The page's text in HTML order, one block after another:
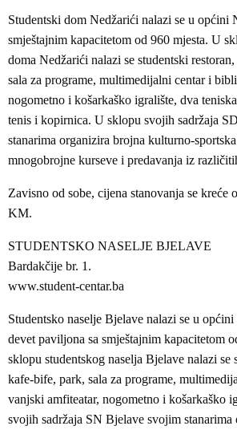
Studentski dom Nedžarići nalazi se u općini
smještajnim kapacitetom od 960 mjesta. U
doma Nedžarići nalazi se studentski
sala za programe, multimedijalni centar i
nogometno i košarkaško igralište, dva
tenis i kopirnica. U sklopu svojih sadržaja
stanarima organizira brojna kulturno-
mnogobrojne kurseve i predavanja iz
Zavisno od sobe, cijena stanovanja se
KM.
STUDENTSKO NASELJE BJELAVE
Bardakčije br. 1.
www.student-centar.ba
Studentsko naselje Bjelave nalazi se u općini
devet paviljona sa smještajnim kapacitetom
sklopu studentskog naselja Bjelave nalazi se
kafe-bife, park, sala za programe,
vanjski amfiteatar, nogometno i košarkaško
svojih sadržaja SN Bjelave svojim stanarima